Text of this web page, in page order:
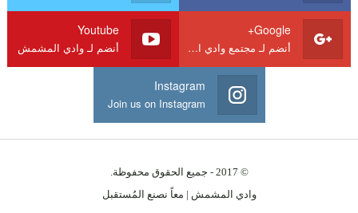
Google+
أنضم لـ مجتمع وادي المشمش
Youtube
أنضم لـ وادي المشمش
Instagram
Join us on Instagram
© 2017 - جميع الحقوق محفوظة.
وادي المشمش | معاً نصنع المُستقبل